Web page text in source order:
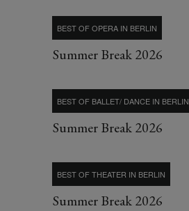
BEST OF OPERA IN BERLIN
Summer Break 2026
BEST OF BALLET/ DANCE IN BERLIN
Summer Break 2026
BEST OF THEATER IN BERLIN
Summer Break 2026